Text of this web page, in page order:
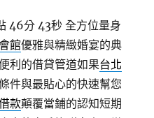
46分 43秒 全方位量身
館優雅與精緻婚宴的典
利的借貸管道如果台北
件與最貼心的快速幫您
款顛覆當鋪的認知短期